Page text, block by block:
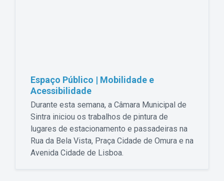
Espaço Público | Mobilidade e
Acessibilidade
Durante esta semana, a Câmara Municipal de
Sintra iniciou os trabalhos de pintura de
lugares de estacionamento e passadeiras na
Rua da Bela Vista, Praça Cidade de Omura e na
Avenida Cidade de Lisboa.